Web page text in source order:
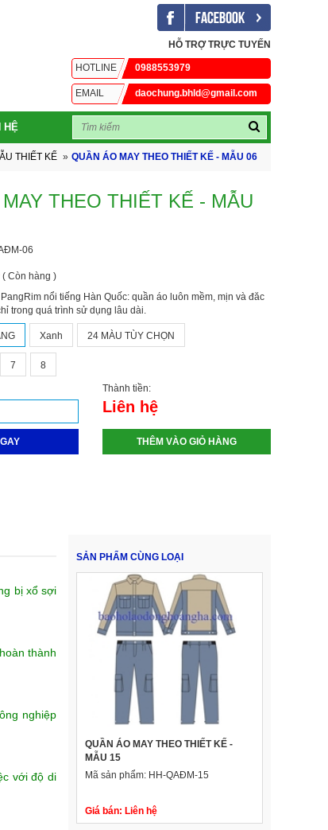
HỖ TRỢ TRỰC TUYẾN
HOTLINE 0988553979
EMAIL daochung.bhld@gmail.com
HỆ
THIẾT KẾ » QUẦN ÁO MAY THEO THIẾT KẾ - MẪU 06
THEO THIẾT KẾ - MẪU
06
( Còn hàng )
nổi tiếng Hàn Quốc: quần áo luôn mềm, mịn và đăc
trong quá trình sử dụng lâu dài.
Xanh 24 MÀU TÙY CHỌN
7 8
Thành tiền:
Liên hệ
THÊM VÀO GIỎ HÀNG
bị xổ sợi
thành
nghiệp
với độ di
SẢN PHẨM CÙNG LOẠI
QUẦN ÁO MAY THEO THIẾT KẾ -
MẪU 15
Mã sản phẩm: HH-QAĐM-15
Giá bán: Liên hệ